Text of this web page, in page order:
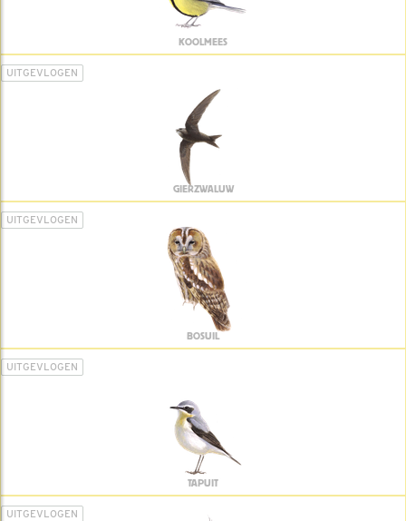
KOOLMEES
UITGEVLOGEN
GIERZWALUW
UITGEVLOGEN
BOSUIL
UITGEVLOGEN
TAPUIT
UITGEVLOGEN